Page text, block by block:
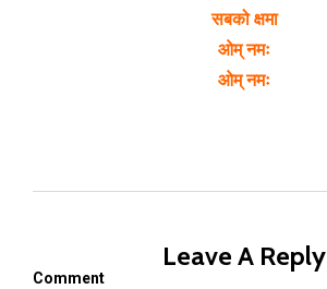
सबको क्षमा
ओम् नमः
ओम् नमः
Leave A Reply
Comment